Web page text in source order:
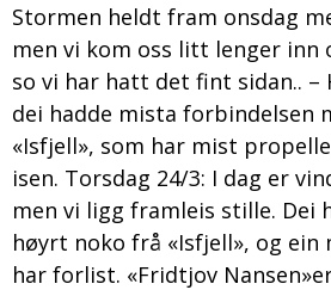
Stormen heldt fram onsdag
men vi kom oss litt lenger inn
so vi har hatt det fint sidan.. –
dei hadde mista forbindelsen
«Isfjell», som har mist
isen. Torsdag 24/3: I dag er
men vi ligg framleis stille. Dei
høyrt noko frå «Isfjell», og ein
har forlist. «Fridtjov